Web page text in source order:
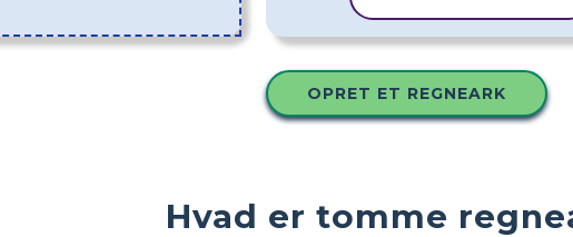
OPRET ET REGNEARK
Hvad er tomme